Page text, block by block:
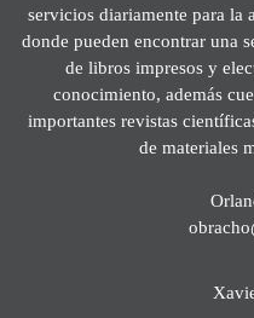
servicios diariamente para la
donde pueden encontrar una
de libros impresos y
conocimiento, además
importantes revistas
de materiales